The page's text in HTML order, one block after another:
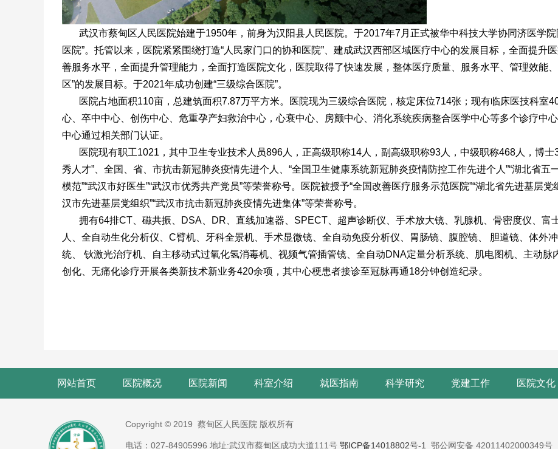
武汉市蔡甸区人民医院始建于1950年，前身为汉阳县人民医院。于2017年7月正式被华中科技大学协同济医学
医院”。托管以来，医院紧紧围绕打造“人民家门口的协和医院”、建成武汉西部区域医疗中心的发展目标，全面提升
善服务水平，全面提升管理能力，全面打造医院文化，医院取得了快速发展，整体医疗质量、服务水平、管理效能
区”的发展目标。于2021年成功创建“三级综合医院”。
医院占地面积110亩，总建筑面积7.87万平方米。医院现为三级综合医院，核定床位714张；现有临床医技科室
心、卒中中心、创伤中心、危重孕产妇救治中心，心衰中心、房颤中心、消化系统疾病整合医学中心等多个诊疗中
中心通过相关部门认证。
医院现有职工1021，其中卫生专业技术人员896人，正高级职称14人，副高级职称93人，中级职称468人，博士
秀人才”、全国、省、市抗击新冠肺炎疫情先进个人、“全国卫生健康系统新冠肺炎疫情防控工作先进个人”“湖北省五
模范”“武汉市好医生”“武汉市优秀共产党员”等荣誉称号。医院被授予“全国改善医疗服务示范医院”“湖北省先进基层
汉市先进基层党组织”“武汉市抗击新冠肺炎疫情先进集体”等荣誉称号。
拥有64排CT、磁共振、DSA、DR、直线加速器、SPECT、超声诊断仪、手术放大镜、乳腺机、骨密度仪、富
人、全自动生化分析仪、C臂机、牙科全景机、手术显微镜、全自动免疫分析仪、胃肠镜、腹腔镜、 胆道镜、体外
统、 钬激光治疗机、自主移动式过氧化氢消毒机、视频气管插管镜、全自动DNA定量分析系统、肌电图机、主动
创化、无痛化诊疗开展各类新技术新业务420余项，其中心梗患者接诊至冠脉再通18分钟创造纪录。
网站首页 医院概况 医院新闻 科室介绍 就医指南 科学研究 党建工作 医院文化
Copyright © 2019 蔡甸区人民医院 版权所有
电话：027-84905996 地址:武汉市蔡甸区成功大道111号 鄂ICP备14018802号-1 鄂公网安备 42011402000349号